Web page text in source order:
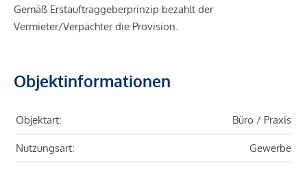
Gemäß Erstauftraggeberprinzip bezahlt der
Vermieter/Verpächter die Provision.
Objektinformationen
Objektart: Büro / Praxis
Nutzungsart: Gewerbe